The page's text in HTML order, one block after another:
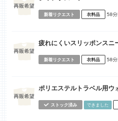
新着リクエスト 衣料品 58
疲れにくいスリッポンスニ
新着リクエスト 衣料品 58
ポリエステルトラベル用ウ
ストック済み できました